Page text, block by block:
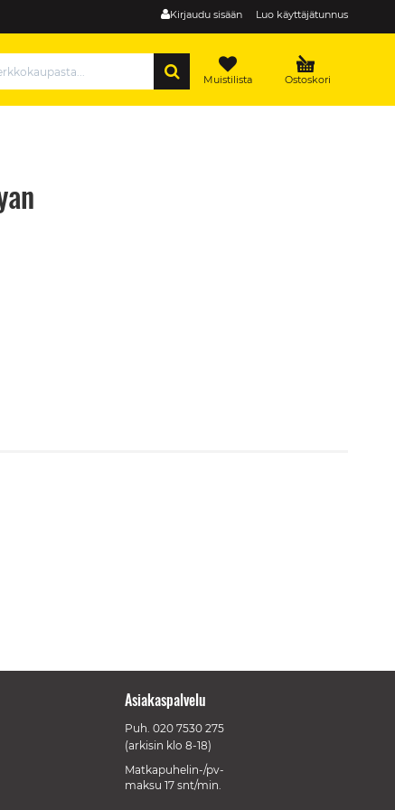
Kirjaudu sisään Luo käyttäjätunnus
Ostoskori
Muistilista
Asiakaspalvelu
Puh. 020 7530 275
(arkisin klo 8-18)
Matkapuhelin-/pv-
maksu 17 snt/min.